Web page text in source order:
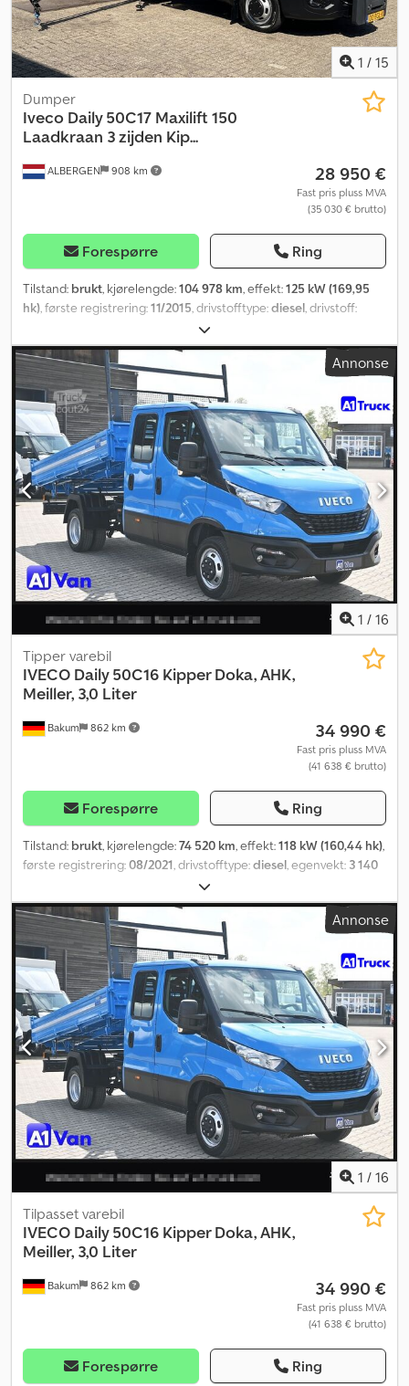
1 / 15
ALBERGEN 908 km
Dumper
Iveco Daily 50C17 Maxilift 150
Laadkraan 3 zijden Kip...
28 950 €
Fast pris pluss MVA
(35 030 € brutto)
Forespørre Ring
Tilstand: brukt, kjørelengde:104 978 km, effekt:125 kW (169,95
hk), første registrering:11/2015, drivstofftype:diesel, drivstoff:
automatisk
Euro 5, antall seter:3, lasteromslengde:2 390 mm,
lasteplassbredde:2 030 mm , lasteromshøyde:
, Byggeår:
2015, Utstyr: ABS, Bluetooth, aircondition, antispinnsystem,
elektrisk justerbart speil, fullstendig servicehistorikk,
kollisjonspute, kran, partikkelfilter, sentral låsing, servostyring,
tilhengerkobling, tåkelys,
Annonse
1 / 16
Bakum 862 km
Tipper varebil
IVECO Daily 50C16 Kipper Doka, AHK,
Meiller, 3,0 Liter
34 990 €
Fast pris pluss MVA
(41 638 € brutto)
Forespørre Ring
Tilstand: brukt, kjørelengde:74 520 km, effekt:118 kW (160,44 hk),
første registrering:08/2021, drivstofftype:diesel, egenvekt: 3 140
, totalvekt:
dekkstørrelse:195/75 16C, dekktilstand:70 prosent,
akselkonfigurasjon:4x2, akselavstand: , farge: blå,
førerhus:
daghytte, girtype: mekanisk
fjæring: stål, total lengde:3 090 mm, lasteromsvolum: 2 m³ ,
lasteromslengde:3 090 mm, lasteplassbredde:2 105 mm,
lasteromshøyde:350 mm, Byggeår: 2021, driftstimer:74 520 h,
forhjul dekkdimensjon:195/75 16C , bakdekkstørrelse:195/75 16C,
Utstyr:ABS, cruise control, elektronisk stabilitetsprogram (ESP),
hydraulikk, immobilisersystem, kjørecomputer, kollisjonspute,
lastebilregistrering, partikkelfilter, sentral låsing, skyvedør,
tilhengerkobling, tåkelys
Annonse
1 / 16
Bakum 862 km
Tilpasset varebil
IVECO Daily 50C16 Kipper Doka, AHK,
Meiller, 3,0 Liter
34 990 €
Fast pris pluss MVA
(41 638 € brutto)
Forespørre Ring